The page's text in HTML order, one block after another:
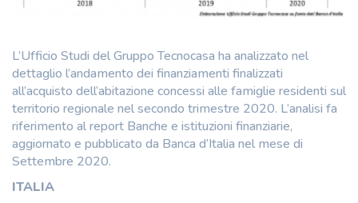
L’Ufficio Studi del Gruppo Tecnocasa ha analizzato nel
dettaglio l’andamento dei finanziamenti finalizzati
all’acquisto dell’abitazione concessi alle famiglie residenti sul
territorio regionale nel secondo trimestre 2020. L’analisi fa
riferimento al report Banche e istituzioni finanziarie,
aggiornato e pubblicato da Banca d’Italia nel mese di
Settembre 2020.
ITALIA